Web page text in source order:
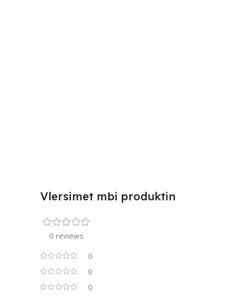
Vlersimet mbi produktin
0 reviews
0
0
0